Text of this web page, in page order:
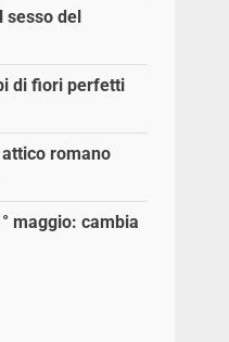
sesso del
di fiori perfetti
romano
maggio: cambia